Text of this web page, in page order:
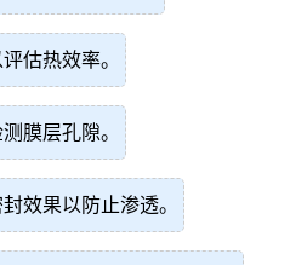
估热效率。
膜层孔隙。
效果以防止渗透。